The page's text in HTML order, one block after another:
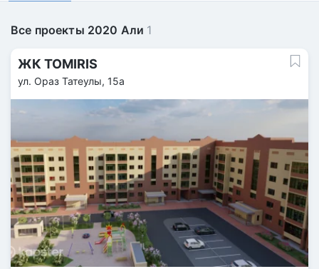
Все проекты 2020 Али 1
ЖК TOMIRIS
ул. Ораз Татеулы, 15а